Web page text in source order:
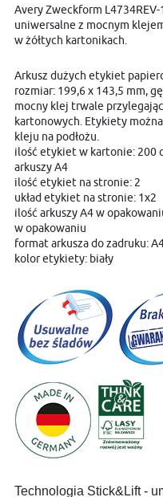
Avery Zweckform
uniwersalne z mocnym
w żółtych kartonikach.
Arkusz dużych etykiet
rozmiar: 199,6 x 143,5 mm,
mocny klej trwale
kartonowych. Etykiety
kleju na podłożu.
ilość etykiet w kartonie: 200
arkuszy A4
ilość etykiet na stronie: 2
układ etykiet na stronie: 1x2
ilość arkuszy A4 w
w opakowaniu
format arkusza do zadruku:
kolor etykiety: biały
Technologia Stick&Lift -